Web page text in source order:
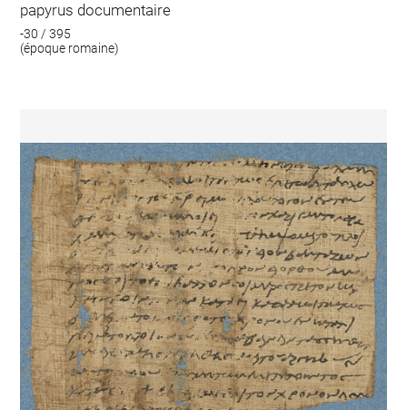
papyrus documentaire
-30 / 395
(époque romaine)